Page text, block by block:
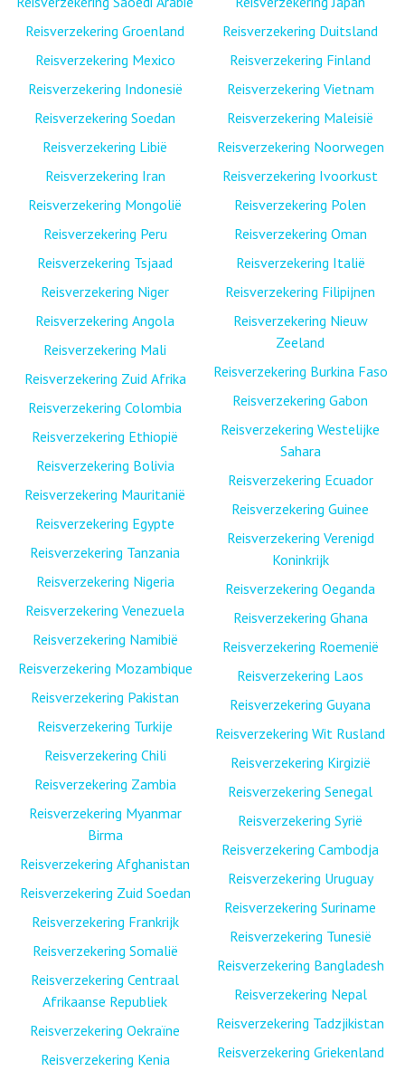
Reisverzekering Groenland
Reisverzekering Mexico
Reisverzekering Indonesië
Reisverzekering Soedan
Reisverzekering Libië
Reisverzekering Iran
Reisverzekering Mongolië
Reisverzekering Peru
Reisverzekering Tsjaad
Reisverzekering Niger
Reisverzekering Angola
Reisverzekering Mali
Reisverzekering Zuid Afrika
Reisverzekering Colombia
Reisverzekering Ethiopië
Reisverzekering Bolivia
Reisverzekering Mauritanië
Reisverzekering Egypte
Reisverzekering Tanzania
Reisverzekering Nigeria
Reisverzekering Venezuela
Reisverzekering Namibië
Reisverzekering Mozambique
Reisverzekering Pakistan
Reisverzekering Turkije
Reisverzekering Chili
Reisverzekering Zambia
Reisverzekering Myanmar
Birma
Reisverzekering Afghanistan
Reisverzekering Zuid Soedan
Reisverzekering Frankrijk
Reisverzekering Somalië
Reisverzekering Centraal
Afrikaanse Republiek
Reisverzekering Oekraïne
Reisverzekering Kenia
Reisverzekering Duitsland
Reisverzekering Finland
Reisverzekering Vietnam
Reisverzekering Maleisië
Reisverzekering Noorwegen
Reisverzekering Ivoorkust
Reisverzekering Polen
Reisverzekering Oman
Reisverzekering Italië
Reisverzekering Filipijnen
Reisverzekering Nieuw
Zeeland
Reisverzekering Burkina Faso
Reisverzekering Gabon
Reisverzekering Westelijke
Sahara
Reisverzekering Ecuador
Reisverzekering Guinee
Reisverzekering Verenigd
Koninkrijk
Reisverzekering Oeganda
Reisverzekering Ghana
Reisverzekering Roemenië
Reisverzekering Laos
Reisverzekering Guyana
Reisverzekering Wit Rusland
Reisverzekering Kirgizië
Reisverzekering Senegal
Reisverzekering Syrië
Reisverzekering Cambodja
Reisverzekering Uruguay
Reisverzekering Suriname
Reisverzekering Tunesië
Reisverzekering Bangladesh
Reisverzekering Nepal
Reisverzekering Tadzjikistan
Reisverzekering Griekenland